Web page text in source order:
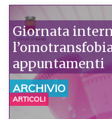
Giornata
appuntamenti
ARCHIVIO
ARTICOLI